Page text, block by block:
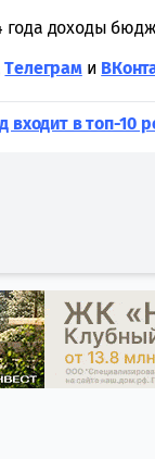
года доходы
Tелеграми
входит в топ-10